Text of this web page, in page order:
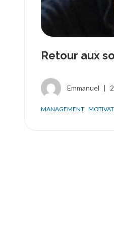
Retour aux
Emmanuel |
MANAGEMENT